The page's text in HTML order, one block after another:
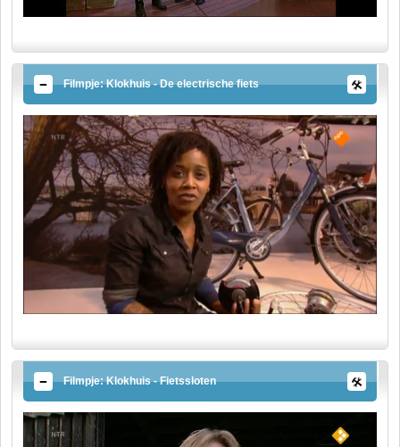
Filmpje: Klokhuis - De electrische fiets
Filmpje: Klokhuis - Fietssloten